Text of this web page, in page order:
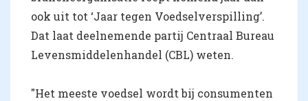
ook uit tot ‘Jaar tegen Voedselverspilling’.
Dat laat deelnemende partij Centraal Bureau
Levensmiddelenhandel (CBL) weten.
"Het meeste voedsel wordt bij consumenten